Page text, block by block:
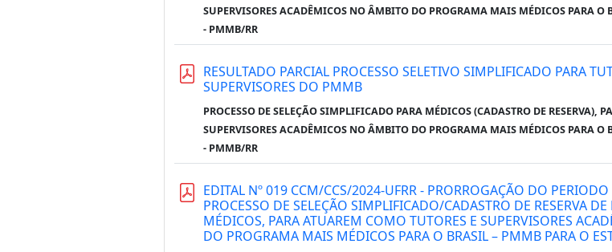
SUPERVISORES ACADÊMICOS NO ÂMBITO DO PROGRAMA MAIS MÉDICOS PARA O
- PMMB/RR
RESULTADO PARCIAL PROCESSO SELETIVO SIMPLIFICADO PARA
SUPERVISORES DO PMMB
PROCESSO DE SELEÇÃO SIMPLIFICADO PARA MÉDICOS (CADASTRO DE RESERVA),
SUPERVISORES ACADÊMICOS NO ÂMBITO DO PROGRAMA MAIS MÉDICOS PARA O
- PMMB/RR
EDITAL Nº 019 CCM/CCS/2024-UFRR - PRORROGAÇÃO DO
PROCESSO DE SELEÇÃO SIMPLIFICADO/CADASTRO DE RESERVA
MÉDICOS, PARA ATUAREM COMO TUTORES E SUPERVISORES
DO PROGRAMA MAIS MÉDICOS PARA O BRASIL – PMMB PARA O